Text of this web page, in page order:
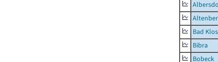
Bad
Bibra
Bobeck